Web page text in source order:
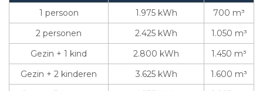
1 persoon
1.975 kWh
700 m³
2 personen
2.425 kWh
1.050 m³
Gezin + 1 kind
2.800 kWh
1.450 m³
Gezin + 2 kinderen
3.625 kWh
1.600 m³